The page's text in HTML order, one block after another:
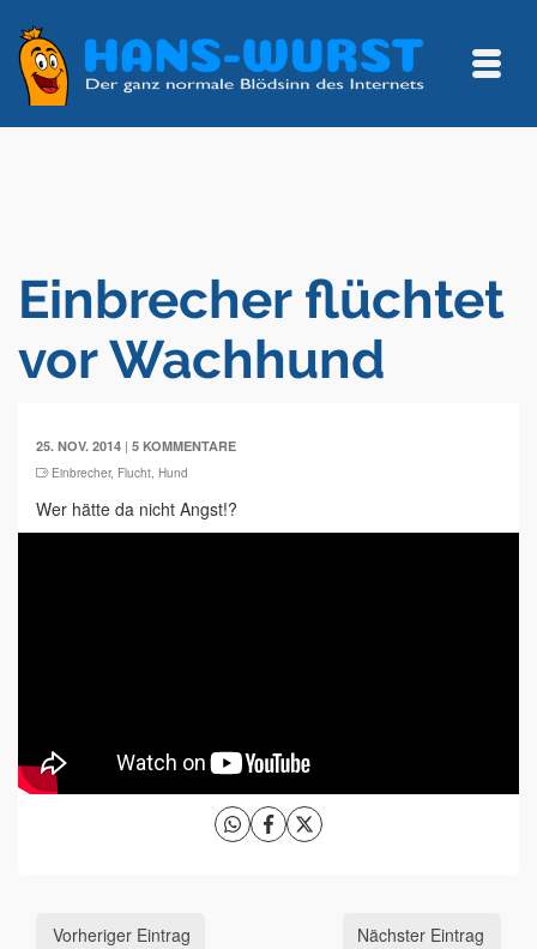
Einbrecher flüchtet
vor Wachhund
25. NOV. 2014 | 5 KOMMENTARE
Einbrecher, Flucht, Hund
Wer hätte da nicht Angst!?
Vorheriger Eintrag Nächster Eintrag